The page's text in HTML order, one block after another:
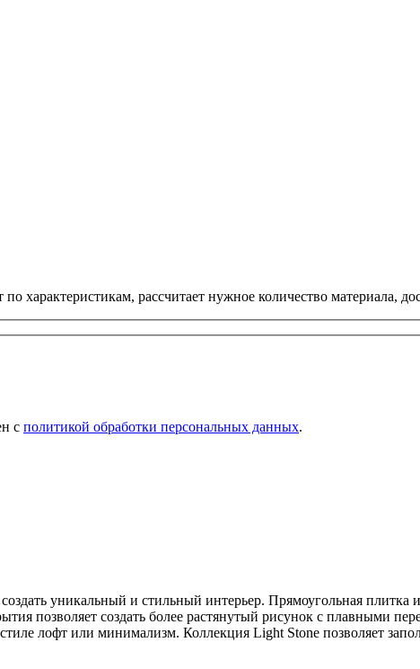
характеристикам, рассчитает нужное количество материала,
с политикой обработки персональных данных.
уникальный и стильный интерьер. Прямоугольная плитка
позволяет создать более растянутый рисунок с плавными
лофт или минимализм. Коллекция Light Stone позволяет